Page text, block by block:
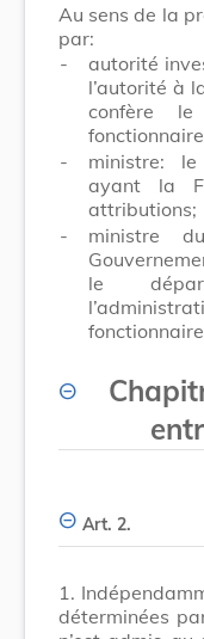
Au sens de la
par:
-
autorité
l’autorité à
confère
-
ministre:
ayant la
attributions;
-
ministre
le
Art. 2.
1.
déterminées